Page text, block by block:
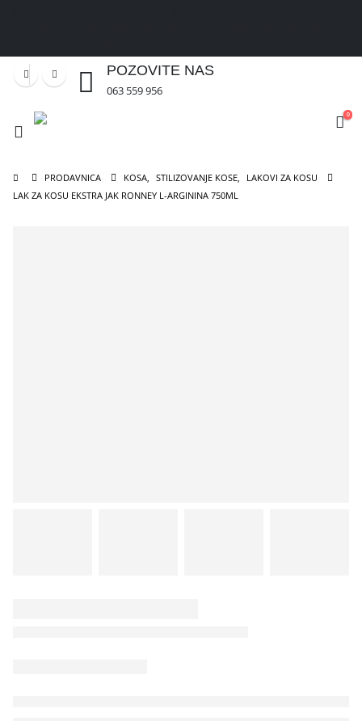
POZOVITE NAS
063 559 956
0
PRODAVNICA KOSA STILIZOVANJE KOSE
LAKOVI ZA KOSU
LAK ZA KOSU EKSTRA JAK RONNEY L-ARGININA 750ML